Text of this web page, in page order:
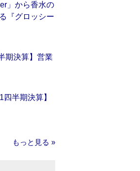
」から香水の
『グロッシー
期決算】営業
四半期決算】
もっと見る »